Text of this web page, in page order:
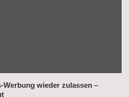
wieder zulassen –